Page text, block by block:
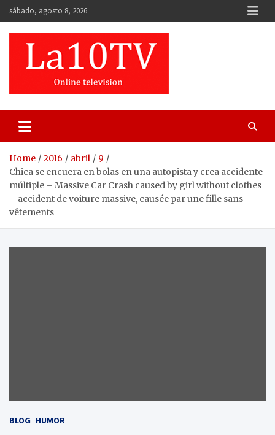
Skip
to
content
sábado, agosto 8, 2026
Home 2016 abril
9
Chica se encuera en bolas en una autopista y crea accidente
múltiple – Massive Car Crash caused by girl without clothes
– accident de voiture massive, causée par une fille sans
vêtements
BLOG HUMOR